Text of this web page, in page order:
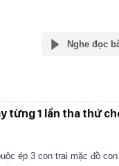
Nghe đọc
từng 1 lần tha thứ
ép 3 con trai mặc đồ con